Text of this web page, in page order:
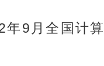
年9月全国计